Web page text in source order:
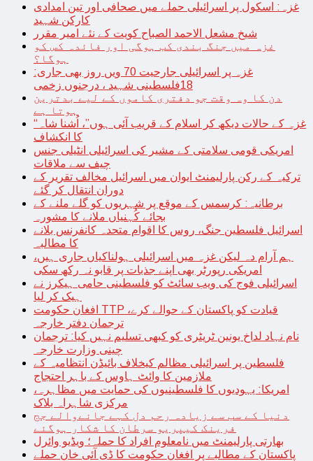
غزہ: اسکول پر اسرائیلی حملے میں صحافی اور تین امدادی
کارکن شہید
شیخ مشعل الاحمد الصباح کویت کے نئے امیر مقرر
غزہ میں جنگ بندی کب ہوگی اور فائدہ کس کو
ہوگا؟
غزہ پر اسرائیلی جارحیت 70 ویں روز بھی جاری:
18فلسطینی شہید ، درجنوں زخمی
دن کا وہ وقت جو دفتری کاموں کے لیے بدترین
ہوتا ہے
“غزہ کے حالات دیکھ کر اسلام کے قریب آئی ہوں”، اُشنا شاہ
کا انکشاف
امریکی قومی سلامتی کے مشیر کی اسرائیلی انٹیلی جنس
چیف سے ملاقات
ترکیہ کے رکن پارلیمنٹ ایوان میں اسرائیل مخالف تقریر کے
دوران انتقال کر گئے
برطانیہ: کرسمس کے موقع پر شہریوں کو گلے ملنے کے
بجائے کُہنیاں ملانے کا مشورہ
اسرائیل فلسطین جنگ، روس کا اقوام متحدہ کانفرنس بلانے
کا مطالبہ
ہم آرام دہ لیکن غزہ میں اسرائیلی ہولناکیاں جاری ہیں،
امریکی رپورٹر بھی اپنے جذبات پر قابو نہ رکھ سکی
اسرائیلی فوج کی ویب سائٹ کو فلسطینی حامی ہیکرز نے
ہیک کر لیا
افغان حکومت TTP قیادت کو پاکستان کے حوالے کرے،
ترجمان دفتر خارجہ
نام نہاد لداخ یونین ٹریٹری کو کبھی تسلیم نہیں کیا: ترجمان
چینی وزارت خارجہ
فلسطین پر اسرائیلی مظالم کیخلاف بائیڈن انتظامیہ کے
ملازمین کا وائٹ ہاوس کے باہر احتجاج
امریکا: یہودیوں کا فلسطینیوں کی حمایت میں مظاہرہ،
مرکزی شاہراہ بلاک
دنیا کے سب سے زیادہ رحم دل کہے جانےوالے جج
فرینک کیپریو سرطان کا شکار ہوگئے
بھارتی پارلیمنٹ میں نامعلوم افراد کا حملہ؛ ویڈیو وائرل
پاکستان کے مطالبے پر افغان حکومت کا ڈی آئی خان حملے